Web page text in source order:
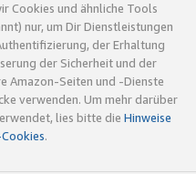
Cookies und ähnliche Tools
nur, um Dir Dienstleistungen
der Erhaltung
der Sicherheit und der
Amazon-Seiten und -Dienste
verwenden. Um mehr darüber
lies bitte die Hinweise
.